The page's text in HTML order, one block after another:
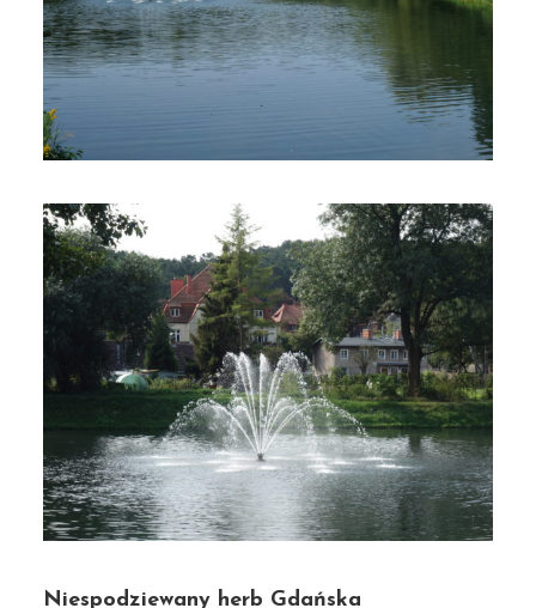
Niespodziewany herb Gdańska